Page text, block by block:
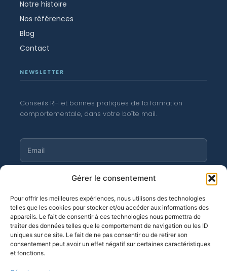
Gérer le consentement
Pour offrir les meilleures expériences, nous utilisons des technologies
telles que les cookies pour stocker et/ou accéder aux informations des
appareils. Le fait de consentir à ces technologies nous permettra de
traiter des données telles que le comportement de navigation ou les ID
uniques sur ce site. Le fait de ne pas consentir ou de retirer son
consentement peut avoir un effet négatif sur certaines caractéristiques
et fonctions.
Notre histoire
Nos références
Blog
Contact
NEWSLETTER
Conseils RH et bonnes pratiques de la formation
comportementale, dans votre boîte mail.
S'abonner
©Moortgat 2026· OF n° 11 94 04 256 94